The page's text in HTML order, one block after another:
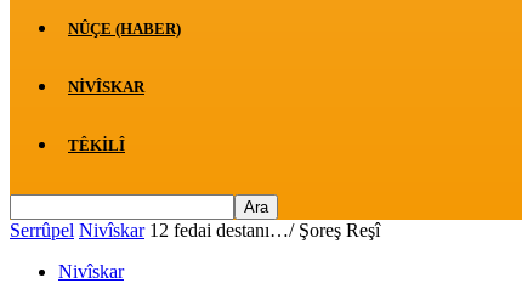
NÛÇE (HABER)
NIVÎSKAR
TÊKILÎ
Serrûpel Nivîskar 12 fedai destanı…/ Şoreş Reşî
Nivîskar